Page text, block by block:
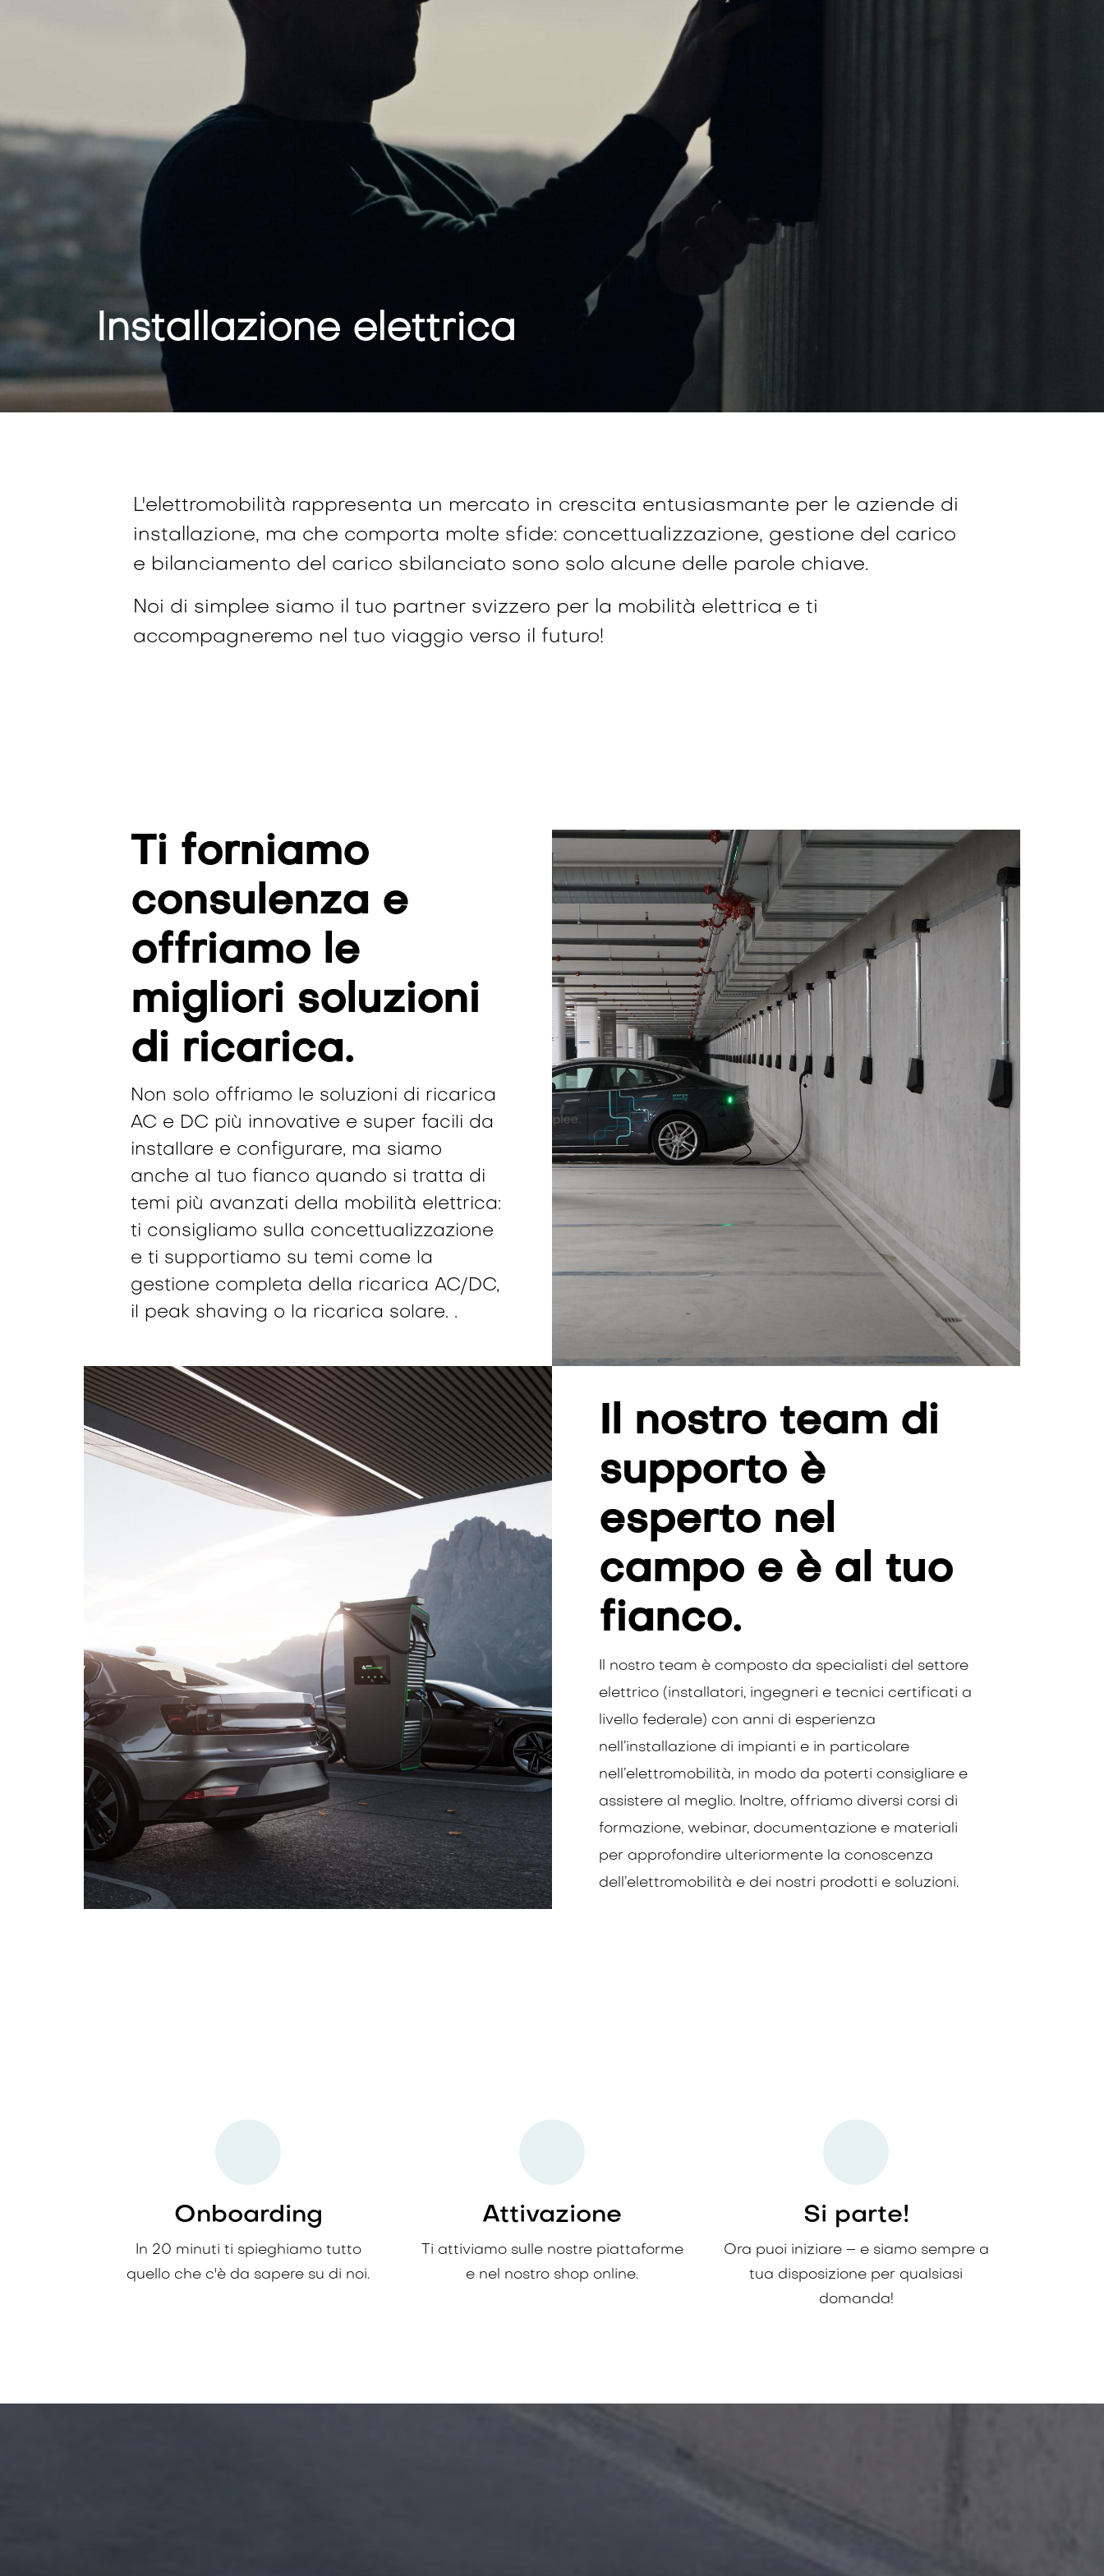
Installazione elettrica
L'elettromobilità rappresenta un mercato in crescita entusiasmante per le aziende di
installazione, ma che comporta molte sfide: concettualizzazione, gestione del carico
e bilanciamento del carico sbilanciato sono solo alcune delle parole chiave.
Noi di simplee siamo il tuo partner svizzero per la mobilità elettrica e ti
accompagneremo nel tuo viaggio verso il futuro!
Ti forniamo
consulenza e
offriamo le
migliori soluzioni
di ricarica.
Non solo offriamo le soluzioni di ricarica
AC e DC più innovative e super facili da
installare e configurare, ma siamo
anche al tuo fianco quando si tratta di
temi più avanzati della mobilità elettrica:
ti consigliamo sulla concettualizzazione
e ti supportiamo su temi come la
gestione completa della ricarica AC/DC,
il peak shaving o la ricarica solare. .
Il nostro team di
supporto è
esperto nel
campo e è al tuo
fianco.
Il nostro team è composto da specialisti del settore
elettrico (installatori, ingegneri e tecnici certificati a
livello federale) con anni di esperienza
nell’installazione di impianti e in particolare
nell’elettromobilità, in modo da poterti consigliare e
assistere al meglio. Inoltre, offriamo diversi corsi di
formazione, webinar, documentazione e materiali
per approfondire ulteriormente la conoscenza
dell’elettromobilità e dei nostri prodotti e soluzioni.
Onboarding
In 20 minuti ti spieghiamo tutto
quello che c'è da sapere su di noi.
Attivazione
Ti attiviamo sulle nostre piattaforme
e nel nostro shop online.
Si parte!
Ora puoi iniziare – e siamo sempre a
tua disposizione per qualsiasi
domanda!